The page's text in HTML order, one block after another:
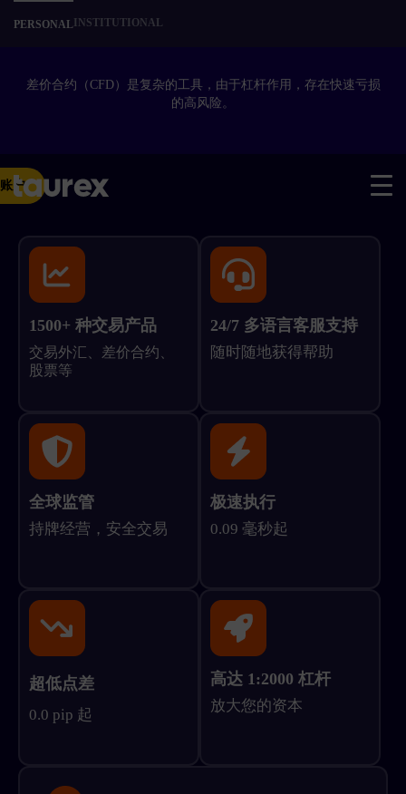
PERSONAL INSTITUTIONAL
差价合约（CFD）是复杂的工具，由于杠杆作用，存在快速亏损
的高风险。
户
1500+ 种交易产品
交易外汇、差价合约、
股票等
24/7 多语言客服支持
随时随地获得帮助
全球监管
持牌经营，安全交易
极速执行
0.09 毫秒起
超低点差
0.0 pip 起
高达 1:2000 杠杆
放大您的资本